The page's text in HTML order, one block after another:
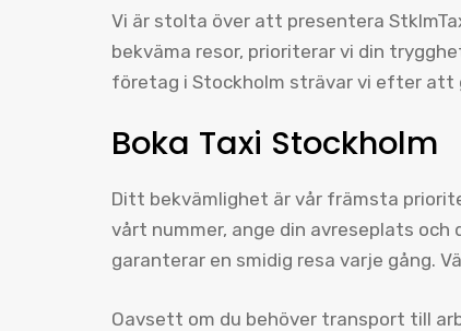
Vi är stolta över att presentera
bekväma resor, prioriterar vi din
företag i Stockholm strävar vi efter att
Boka Taxi Stockholm
Ditt bekvämlighet är vår främsta
vårt nummer, ange din avreseplats
garanterar en smidig resa varje gång.
Oavsett om du behöver transport till